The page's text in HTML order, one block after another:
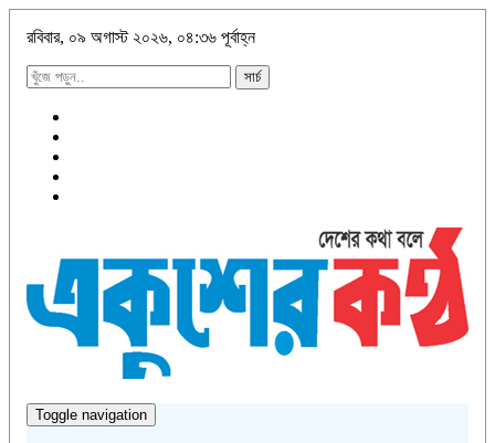
রবিবার, ০৯ অগাস্ট ২০২৬, ০৪:৩৬ পূর্বাহ্ন
সার্চ
Toggle navigation